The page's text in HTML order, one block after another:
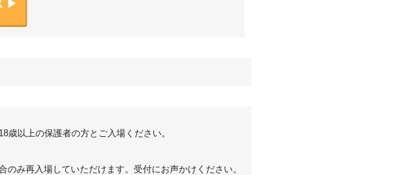
以上の保護者の方とご入場ください。
み再入場していただけます。受付にお声かけください。